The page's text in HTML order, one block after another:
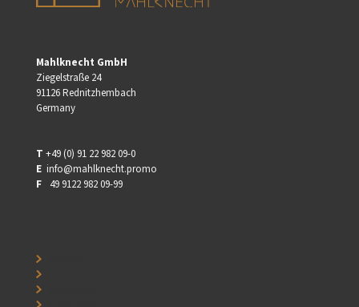
Mahlknecht GmbH
Ziegelstraße 24
91126 Rednitzhembach
Germany
T +49 (0) 91 22 982 09-0
E info@mahlknecht.promo
F ⠀49 9122 982 09-99